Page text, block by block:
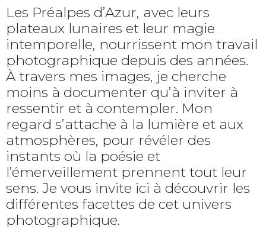
Les Préalpes d’Azur, avec leurs
plateaux lunaires et leur magie
intemporelle, nourrissent mon travail
photographique depuis des années.
À travers mes images, je cherche
moins à documenter qu’à inviter à
ressentir et à contempler. Mon
regard s’attache à la lumière et aux
atmosphères, pour révéler des
instants où la poésie et
l’émerveillement prennent tout leur
sens. Je vous invite ici à découvrir les
différentes facettes de cet univers
photographique.